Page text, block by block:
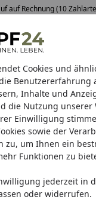
Cookies und
Benutzererfahrung
Inhalte und
die Nutzung unserer
Einwilligung
sowie der
zu, um Ihnen ein
Funktionen zu
jederzeit in
oder widerrufen.
auf Rechnung (10
Terrassenbeläge